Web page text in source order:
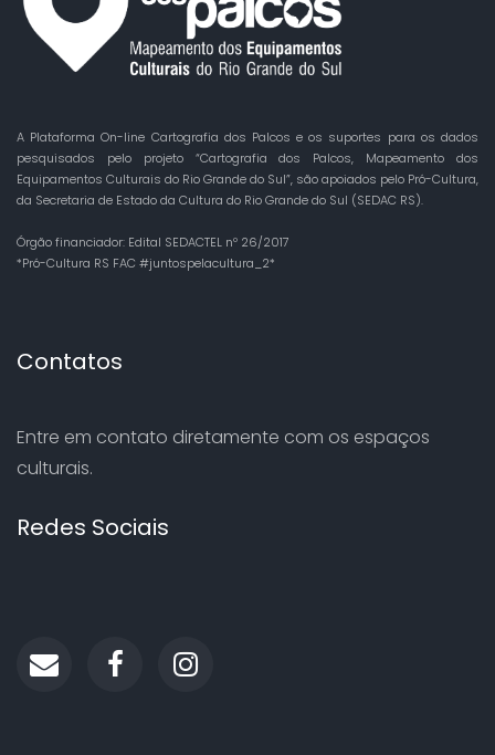
A Plataforma On-line Cartografia dos Palcos e os suportes para os dados
pesquisados pelo projeto “Cartografia dos Palcos, Mapeamento dos
Equipamentos Culturais do Rio Grande do Sul”, são apoiados pelo Pró-Cultura,
da Secretaria de Estado da Cultura do Rio Grande do Sul (SEDAC RS).
Órgão financiador: Edital SEDACTEL nº 26/2017
*Pró-Cultura RS FAC #juntospelacultura_2*
Contatos
Entre em contato diretamente com os espaços
culturais.
Redes Sociais